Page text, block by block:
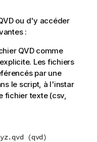
ou d'y accéder
:
QVDcomme
Les fichiers
par une
le script, à l'instar
fichier texte (csv,
(qvd)